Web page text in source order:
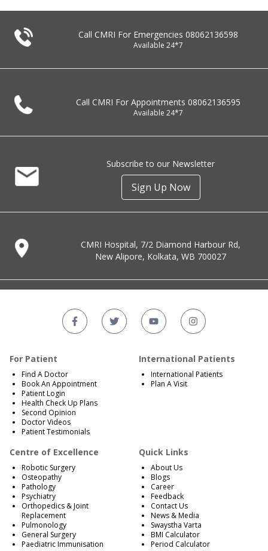
Call CMRI For Emergencies 08062136598
Available 24*7
Call CMRI For Appointments 08062136595
Available 24*7
Subscribe to our Newsletter
Sign Up Now
CMRI Hospital, 7/2 Diamond Harbour Rd,
New Alipore, Kolkata, WB 700027
For Patient
Find A Doctor
Book An Appointment
Patient Login
Health Check Up Plans
Second Opinion
Doctor Videos
Patient Testimonials
International Patients
International Patients
Plan A Visit
Centre of Excellence
Robotic Surgery
Osteopathy
Pathology
Psychiatry
Orthopedics & Joint
Replacement
Pulmonology
General Surgery
Paediatric Immunisation
Quick Links
About Us
Blogs
Career
Feedback
Contact Us
News & Media
Swaystha Varta
BMI Calculator
Period Calculator